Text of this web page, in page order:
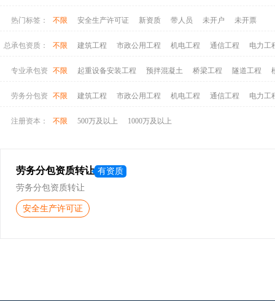
热门标签： 不限 安全生产许可证 新资质 带人员 未开户 未开票
总承包资质： 不限 建筑工程 市政公用工程 机电工程 通信工程 电力工
专业承包资 不限 起重设备安装工程 预拌混凝土 桥梁工程 隧道工程
铁路铺轨架梁工程 铁路电气化工程 机场场道工程 民航空管
劳务分包资 不限 建筑工程 市政公用工程 机电工程 通信工程 电力工
注册资本： 不限 500万及以上 1000万及以上
劳务分包资质转让 有资质
劳务分包资质转让
安全生产许可证